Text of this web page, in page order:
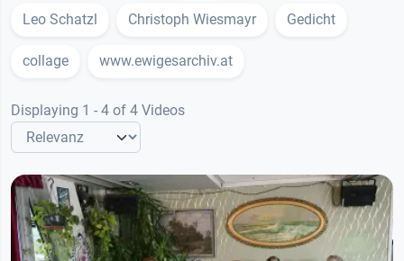
Leo Schatzl Christoph Wiesmayr Gedicht
collage www.ewigesarchiv.at
Displaying 1 - 4 of 4 Videos